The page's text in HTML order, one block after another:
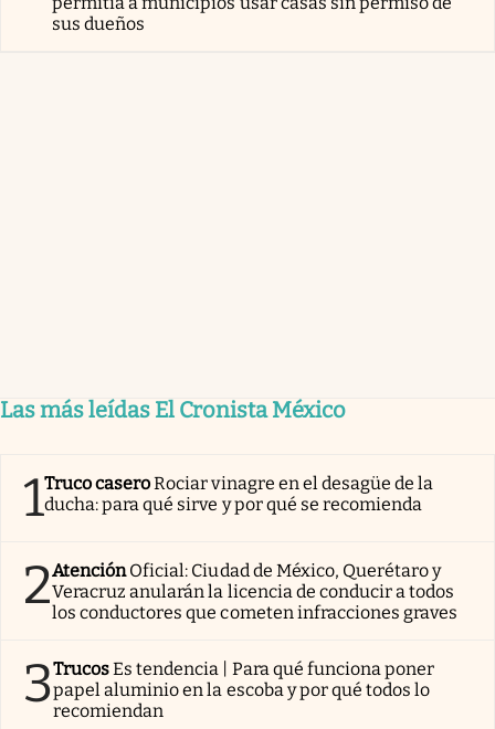
sus dueños
Las más leídas El Cronista México
1Truco caseroRociar vinagre en el desagüe de la
ducha: para qué sirve y por qué se recomienda
2AtenciónOficial: Ciudad de México, Querétaro y
Veracruz anularán la licencia de conducir a todos
los conductores que cometen infracciones graves
3TrucosEs tendencia | Para qué funciona poner
papel aluminio en la escoba y por qué todos lo
recomiendan